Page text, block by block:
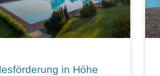
in Höhe